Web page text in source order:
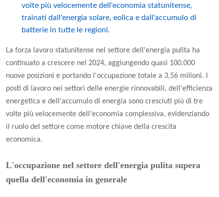
volte più velocemente dell'economia statunitense,
trainati dall'energia solare, eolica e dall'accumulo di
batterie in tutte le regioni.
La forza lavoro statunitense nel settore dell'energia pulita ha
continuato a crescere nel 2024, aggiungendo quasi 100.000
nuove posizioni e portando l'occupazione totale a 3,56 milioni. I
posti di lavoro nei settori delle energie rinnovabili, dell'efficienza
energetica e dell'accumulo di energia sono cresciuti più di tre
volte più velocemente dell'economia complessiva, evidenziando
il ruolo del settore come motore chiave della crescita
economica.
L'occupazione nel settore dell'energia pulita supera
quella dell'economia in generale